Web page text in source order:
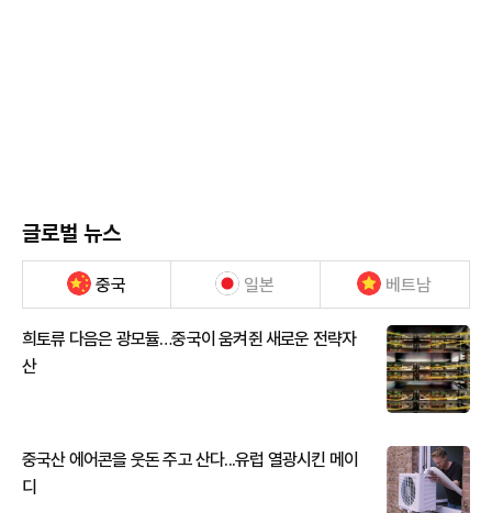
글로벌 뉴스
중국 일본 베트남
희토류 다음은 광모듈…중국이 움켜쥔 새로운 전략자
산
중국산 에어콘을 웃돈 주고 산다...유럽 열광시킨 메이
디